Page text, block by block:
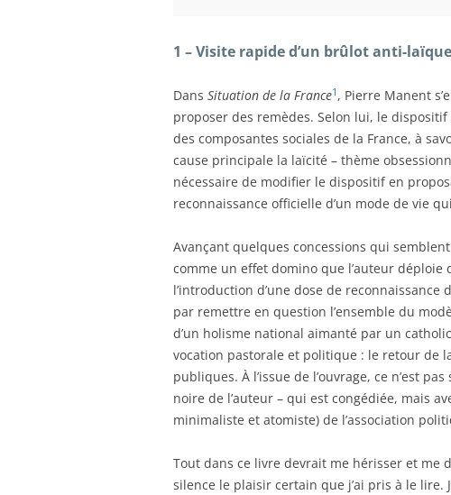
1 – Visite rapide d’un brûlot anti-
Dans Situation de la France1 , Pierre Manent
proposer des remèdes. Selon lui, le
des composantes sociales de la France, à
cause principale la laïcité – thème
nécessaire de modifier le dispositif en
reconnaissance officielle d’un mode de vie
Avançant quelques concessions qui
comme un effet domino que l’auteur
l’introduction d’une dose de
par remettre en question l’ensemble du
d’un holisme national aimanté par un
vocation pastorale et politique : le retour de
publiques. À l’issue de l’ouvrage, ce n’est
noire de l’auteur – qui est congédiée, mais
minimaliste et atomiste) de l’association
Tout dans ce livre devrait me hérisser et me
silence le plaisir certain que j’ai pris à le lire.